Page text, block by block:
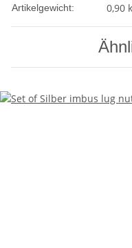
Artikelgewicht: 0,90